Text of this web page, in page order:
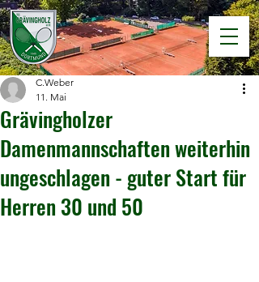
Grävingholzer
Damenmannschaften weiterhin
ungeschlagen - guter Start für
Herren 30 und 50
C.Weber
11. Mai